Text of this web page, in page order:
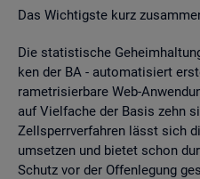
Das Wich­tigs­te kurz
Die sta­tis­ti­sche
ken der BA - au­to­ma­ti­siert
ra­me­tri­sier­ba­re Web-
auf Viel­fa­che der Basis zehn
Zell­sperr­ver­fah­ren lässt sich
um­set­zen und bie­tet schon
Schutz vor der Of­fen­le­gung